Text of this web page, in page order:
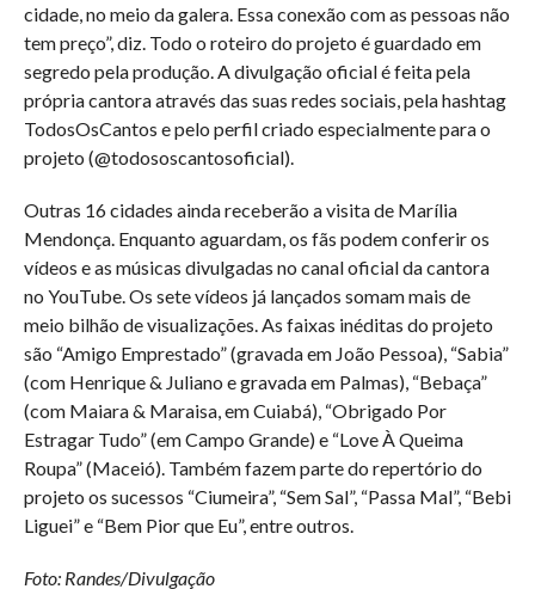
cidade, no meio da galera. Essa conexão com as pessoas não
tem preço”, diz. Todo o roteiro do projeto é guardado em
segredo pela produção. A divulgação oficial é feita pela
própria cantora através das suas redes sociais, pela hashtag
TodosOsCantos e pelo perfil criado especialmente para o
projeto (@todososcantosoficial).
Outras 16 cidades ainda receberão a visita de Marília
Mendonça. Enquanto aguardam, os fãs podem conferir os
vídeos e as músicas divulgadas no canal oficial da cantora
no YouTube. Os sete vídeos já lançados somam mais de
meio bilhão de visualizações. As faixas inéditas do projeto
são “Amigo Emprestado” (gravada em João Pessoa), “Sabia”
(com Henrique & Juliano e gravada em Palmas), “Bebaça”
(com Maiara & Maraisa, em Cuiabá), “Obrigado Por
Estragar Tudo” (em Campo Grande) e “Love À Queima
Roupa” (Maceió). Também fazem parte do repertório do
projeto os sucessos “Ciumeira”, “Sem Sal”, “Passa Mal”, “Bebi
Liguei” e “Bem Pior que Eu”, entre outros.
Foto: Randes/Divulgação